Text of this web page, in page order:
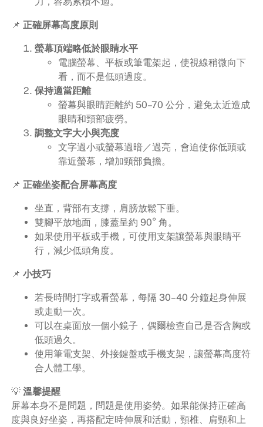
📌 正確屏幕高度原則
螢幕頂端略低於眼睛水平
電腦螢幕、平板或筆電架起，使視線稍微向下
看，而不是低頭過度。
保持適當距離
螢幕與眼睛距離約 50–70 公分，避免太近造成
眼睛和頸部疲勞。
調整文字大小與亮度
文字過小或螢幕過暗／過亮，會迫使你低頭或
靠近螢幕，增加頸部負擔。
📌 正確坐姿配合屏幕高度
坐直，背部有支撐，肩膀放鬆下垂。
雙腳平放地面，膝蓋呈約 90° 角。
如果使用平板或手機，可使用支架讓螢幕與眼睛平
行，減少低頭角度。
📌 小技巧
若長時間打字或看螢幕，每隔 30–40 分鐘起身伸展
或走動一次。
可以在桌面放一個小鏡子，偶爾檢查自己是否含胸或
低頭過久。
使用筆電支架、外接鍵盤或手機支架，讓螢幕高度符
合人體工學。
💡 溫馨提醒
屏幕本身不是問題，問題是使用姿勢。如果能保持正確高
度與良好坐姿，再搭配定時伸展和活動，頸椎、肩頸和上